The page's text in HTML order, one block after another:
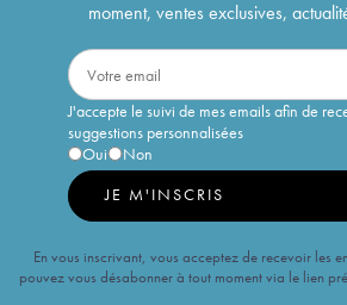
moment, ventes exclusives,
J'accepte le suivi de mes emails afin de
suggestions personnalisées
Oui
Non
JE M'INSCRIS
En vous inscrivant, vous acceptez de recevoir les
pouvez vous désabonner à tout moment via le lien